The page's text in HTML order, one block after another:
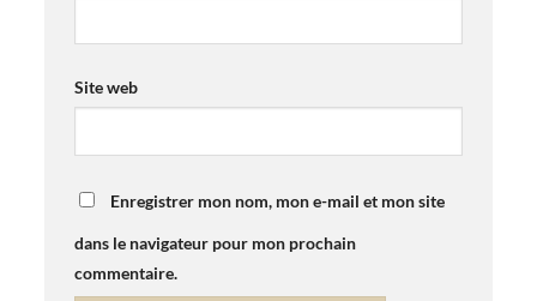
Site web
Enregistrer mon nom, mon e-mail et mon site
dans le navigateur pour mon prochain
commentaire.